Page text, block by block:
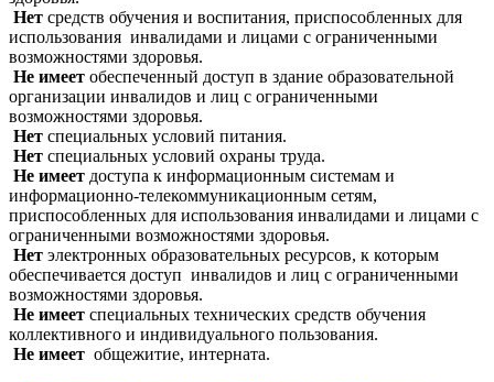
Нет средств обучения и воспитания, приспособленных для
использования инвалидами и лицами с ограниченными
возможностями здоровья.
Не имеет обеспеченный доступ в здание образовательной
организации инвалидов и лиц с ограниченными
возможностями здоровья.
Нет специальных условий питания.
Нет специальных условий охраны труда.
Не имеет доступа к информационным системам и
информационно-телекоммуникационным сетям,
приспособленных для использования инвалидами и лицами с
ограниченными возможностями здоровья.
Нет электронных образовательных ресурсов, к которым
обеспечивается доступ инвалидов и лиц с ограниченными
возможностями здоровья.
Не имеет специальных технических средств обучения
коллективного и индивидуального пользования.
Не имеет общежитие, интерната.